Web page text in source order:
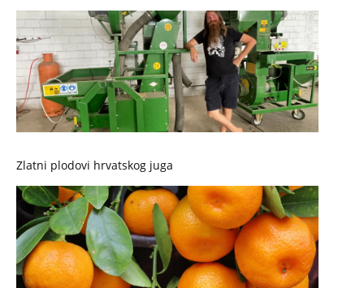
Zlatni plodovi hrvatskog juga